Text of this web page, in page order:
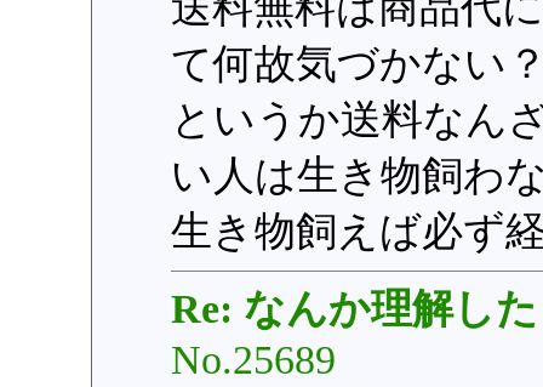
て何故気づかない
というか送料なん
い人は生き物飼わ
生き物飼えば必ず
Re: なんか理解した
No.25689